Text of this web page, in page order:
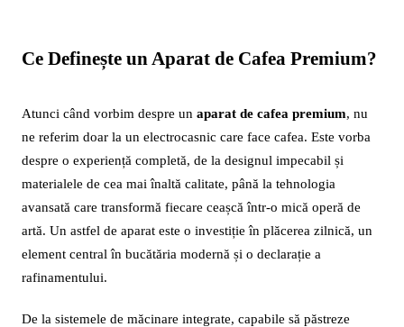
Ce Definește un Aparat de Cafea Premium?
Atunci când vorbim despre un aparat de cafea premium, nu
ne referim doar la un electrocasnic care face cafea. Este vorba
despre o experiență completă, de la designul impecabil și
materialele de cea mai înaltă calitate, până la tehnologia
avansată care transformă fiecare ceașcă într-o mică operă de
artă. Un astfel de aparat este o investiție în plăcerea zilnică, un
element central în bucătăria modernă și o declarație a
rafinamentului.
De la sistemele de măcinare integrate, capabile să păstreze